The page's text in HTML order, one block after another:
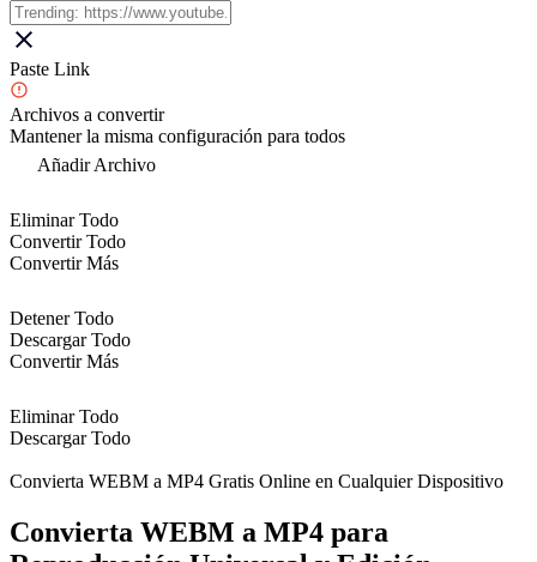
Paste Link
Archivos a convertir
Mantener la misma configuración para todos
Añadir Archivo
Eliminar Todo
Convertir Todo
Convertir Más
Detener Todo
Descargar Todo
Convertir Más
Eliminar Todo
Descargar Todo
Convierta WEBM a MP4 Gratis Online en Cualquier Dispositivo
Convierta WEBM a MP4 para